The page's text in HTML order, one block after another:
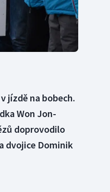
jízdě na bobech.
Won Jon-
doprovodilo
dvojice Dominik